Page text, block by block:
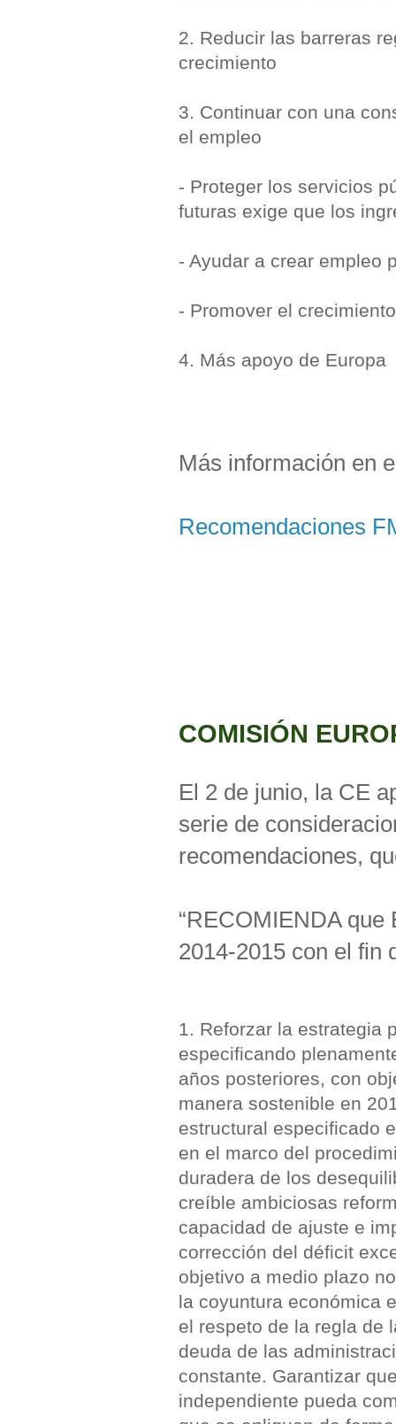
2. Reducir las barreras
crecimiento
3. Continuar con una
el empleo
- Proteger los servicios
futuras exige que los
- Ayudar a crear empleo
- Promover el
4. Más apoyo de Europa
Más información en
Recomendaciones
COMISIÓN
El 2 de junio, la CE
serie de
recomendaciones,
“RECOMIENDA
2014-2015 con el fin
1. Reforzar la estrategia
especificando
años posteriores, con
manera sostenible en
estructural especificado
en el marco del
duradera de los
creíble ambiciosas
capacidad de ajuste e
corrección del déficit
objetivo a medio plazo
la coyuntura económica
el respeto de la regla de
deuda de las
constante. Garantizar
independiente pueda